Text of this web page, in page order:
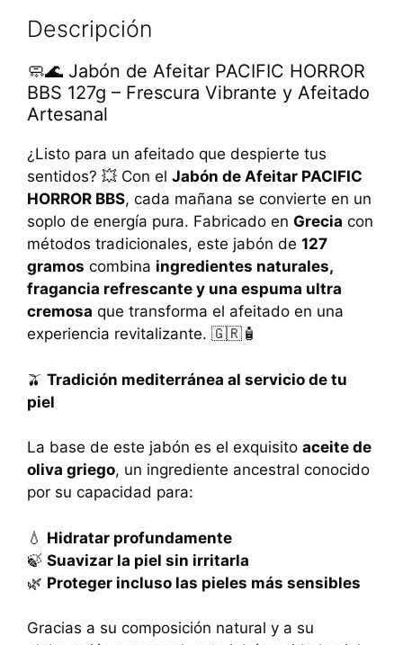
Descripción
🧼🌊 Jabón de Afeitar PACIFIC HORROR
BBS 127g – Frescura Vibrante y Afeitado
Artesanal
¿Listo para un afeitado que despierte tus
sentidos? 💥 Con el Jabón de Afeitar PACIFIC
HORROR BBS, cada mañana se convierte en un
soplo de energía pura. Fabricado en Grecia con
métodos tradicionales, este jabón de 127
gramos combina ingredientes naturales,
fragancia refrescante y una espuma ultra
cremosa que transforma el afeitado en una
experiencia revitalizante. 🇬🇷🧴
🫒 Tradición mediterránea al servicio de tu
piel
La base de este jabón es el exquisito aceite de
oliva griego, un ingrediente ancestral conocido
por su capacidad para:
💧 Hidratar profundamente
🍃 Suavizar la piel sin irritarla
🌿 Proteger incluso las pieles más sensibles
Gracias a su composición natural y a su